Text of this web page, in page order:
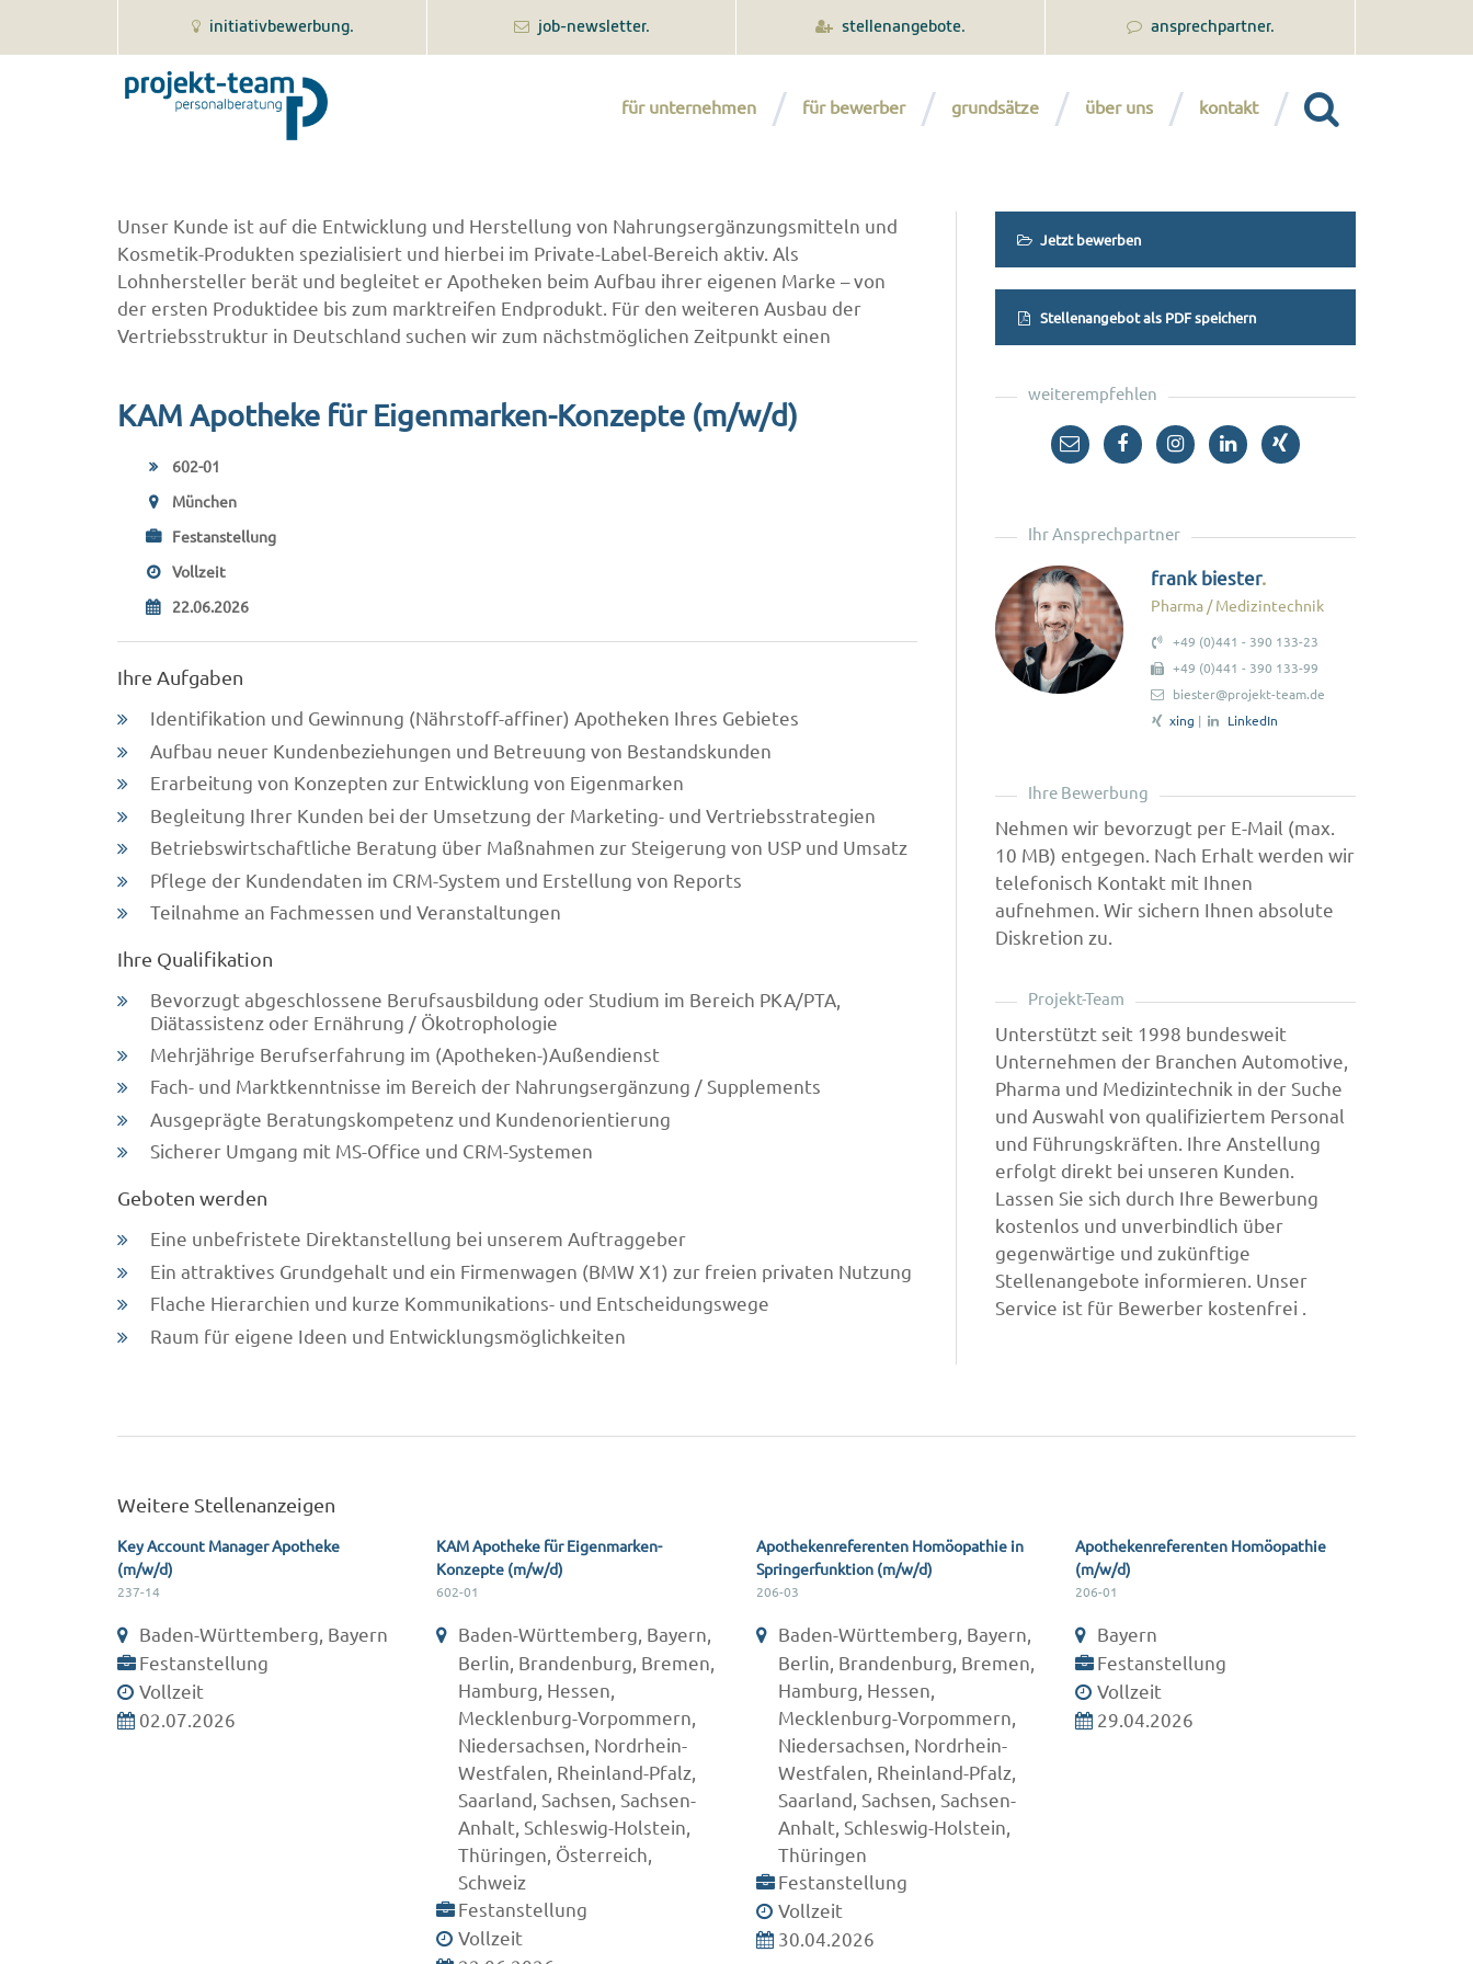
initiativbewerbung. job-newsletter. stellenangebote. ansprechpartner.
für unternehmen für bewerber grundsätze über uns kontakt
Unser Kunde ist auf die Entwicklung und Herstellung von Nahrungsergänzungsmitteln und
Kosmetik-Produkten spezialisiert und hierbei im Private-Label-Bereich aktiv. Als
Lohnhersteller berät und begleitet er Apotheken beim Aufbau ihrer eigenen Marke – von
der ersten Produktidee bis zum marktreifen Endprodukt. Für den weiteren Ausbau der
Vertriebsstruktur in Deutschland suchen wir zum nächstmöglichen Zeitpunkt einen
KAM Apotheke für Eigenmarken-Konzepte (m/w/d)
602-01
München
Festanstellung
Vollzeit
22.06.2026
Ihre Aufgaben
Identifikation und Gewinnung (Nährstoff-affiner) Apotheken Ihres Gebietes
Aufbau neuer Kundenbeziehungen und Betreuung von Bestandskunden
Erarbeitung von Konzepten zur Entwicklung von Eigenmarken
Begleitung Ihrer Kunden bei der Umsetzung der Marketing- und Vertriebsstrategien
Betriebswirtschaftliche Beratung über Maßnahmen zur Steigerung von USP und Umsatz
Pflege der Kundendaten im CRM-System und Erstellung von Reports
Teilnahme an Fachmessen und Veranstaltungen
Ihre Qualifikation
Bevorzugt abgeschlossene Berufsausbildung oder Studium im Bereich PKA/PTA,
Diätassistenz oder Ernährung / Ökotrophologie
Mehrjährige Berufserfahrung im (Apotheken-)Außendienst
Fach- und Marktkenntnisse im Bereich der Nahrungsergänzung / Supplements
Ausgeprägte Beratungskompetenz und Kundenorientierung
Sicherer Umgang mit MS-Office und CRM-Systemen
Geboten werden
Eine unbefristete Direktanstellung bei unserem Auftraggeber
Ein attraktives Grundgehalt und ein Firmenwagen (BMW X1) zur freien privaten Nutzung
Flache Hierarchien und kurze Kommunikations- und Entscheidungswege
Raum für eigene Ideen und Entwicklungsmöglichkeiten
Jetzt bewerben
Stellenangebot als PDF speichern
weiterempfehlen
Ihr Ansprechpartner
frank biester
Pharma / Medizintechnik
+49 (0)441 - 390 133-23
+49 (0)441 - 390 133-99
biester@projekt-team.de
xing | LinkedIn
Ihre Bewerbung
Nehmen wir bevorzugt per E-Mail (max.
10 MB) entgegen. Nach Erhalt werden wir
telefonisch Kontakt mit Ihnen
aufnehmen. Wir sichern Ihnen absolute
Diskretion zu.
Projekt-Team
Unterstützt seit 1998 bundesweit
Unternehmen der Branchen Automotive,
Pharma und Medizintechnik in der Suche
und Auswahl von qualifiziertem Personal
und Führungskräften. Ihre Anstellung
erfolgt direkt bei unseren Kunden.
Lassen Sie sich durch Ihre Bewerbung
kostenlos und unverbindlich über
gegenwärtige und zukünftige
Stellenangebote informieren. Unser
Service ist für Bewerber kostenfrei .
Weitere Stellenanzeigen
Key Account Manager Apotheke
(m/w/d)
237-14
Baden-Württemberg, Bayern
Festanstellung
Vollzeit
02.07.2026
KAM Apotheke für Eigenmarken-
Konzepte (m/w/d)
602-01
Baden-Württemberg, Bayern,
Berlin, Brandenburg, Bremen,
Hamburg, Hessen,
Mecklenburg-Vorpommern,
Niedersachsen, Nordrhein-
Westfalen, Rheinland-Pfalz,
Saarland, Sachsen, Sachsen-
Anhalt, Schleswig-Holstein,
Thüringen, Österreich,
Schweiz
Festanstellung
Vollzeit
Apothekenreferenten Homöopathie in
Springerfunktion (m/w/d)
206-03
Baden-Württemberg, Bayern,
Berlin, Brandenburg, Bremen,
Hamburg, Hessen,
Mecklenburg-Vorpommern,
Niedersachsen, Nordrhein-
Westfalen, Rheinland-Pfalz,
Saarland, Sachsen, Sachsen-
Anhalt, Schleswig-Holstein,
Thüringen
Festanstellung
Vollzeit
30.04.2026
Apothekenreferenten Homöopathie
(m/w/d)
206-01
Bayern
Festanstellung
Vollzeit
29.04.2026